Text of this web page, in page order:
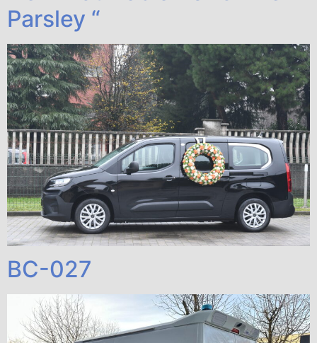
Parsley “
BC-027